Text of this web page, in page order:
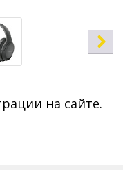
на сайте.